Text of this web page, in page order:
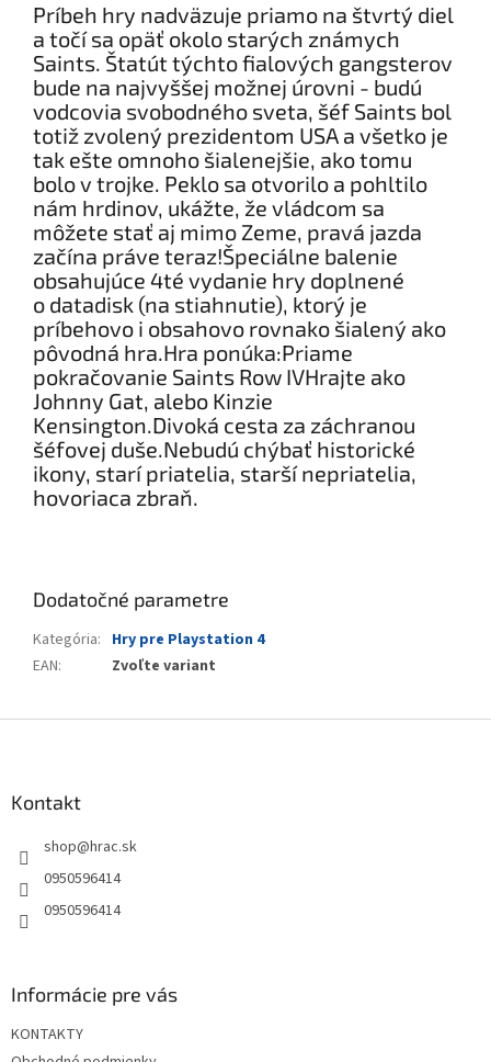
Príbeh hry nadväzuje priamo na štvrtý diel
a točí sa opäť okolo starých známych
Saints. Štatút týchto fialových gangsterov
bude na najvyššej možnej úrovni - budú
vodcovia svobodného sveta, šéf Saints bol
totiž zvolený prezidentom USA a všetko je
tak ešte omnoho šialenejšie, ako tomu
bolo v trojke. Peklo sa otvorilo a pohltilo
nám hrdinov, ukážte, že vládcom sa
môžete stať aj mimo Zeme, pravá jazda
začína práve teraz!Špeciálne balenie
obsahujúce 4té vydanie hry doplnené
o datadisk (na stiahnutie), ktorý je
príbehovo i obsahovo rovnako šialený ako
pôvodná hra.Hra ponúka:Priame
pokračovanie Saints Row IVHrajte ako
Johnny Gat, alebo Kinzie
Kensington.Divoká cesta za záchranou
šéfovej duše.Nebudú chýbať historické
ikony, starí priatelia, starší nepriatelia,
hovoriaca zbraň.
Dodatočné parametre
Kategória: Hry pre Playstation 4
EAN: Zvoľte variant
Kontakt
shop@hrac.sk
0950596414
0950596414
Informácie pre vás
KONTAKTY